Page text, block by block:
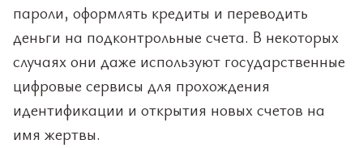
пароли, оформлять кредиты и переводить
деньги на подконтрольные счета. В некоторых
случаях они даже используют государственные
цифровые сервисы для прохождения
идентификации и открытия новых счетов на
имя жертвы.